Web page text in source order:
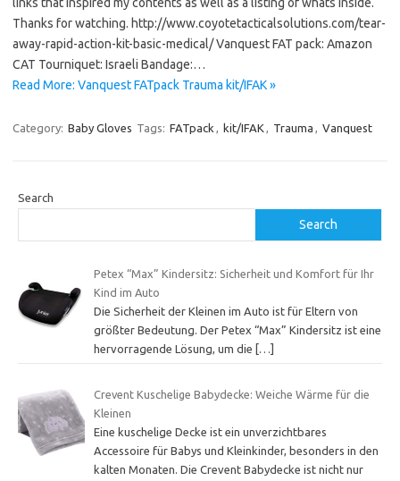
Thanks for watching. http://www.coyotetacticalsolutions.com/tear-
away-rapid-action-kit-basic-medical/ Vanquest FAT pack: Amazon
CAT Tourniquet: Israeli Bandage:…
Read More: Vanquest FATpack Trauma kit/IFAK »
Category: Baby Gloves Tags: FATpack , kit/IFAK , Trauma , Vanquest
Search
Search
Petex “Max” Kindersitz: Sicherheit und Komfort für Ihr
Kind im Auto
Die Sicherheit der Kleinen im Auto ist für Eltern von
größter Bedeutung. Der Petex “Max” Kindersitz ist eine
hervorragende Lösung, um die
[…]
Crevent Kuschelige Babydecke: Weiche Wärme für die
Kleinen
Eine kuschelige Decke ist ein unverzichtbares
Accessoire für Babys und Kleinkinder, besonders in den
kalten Monaten. Die Crevent Babydecke ist nicht nur